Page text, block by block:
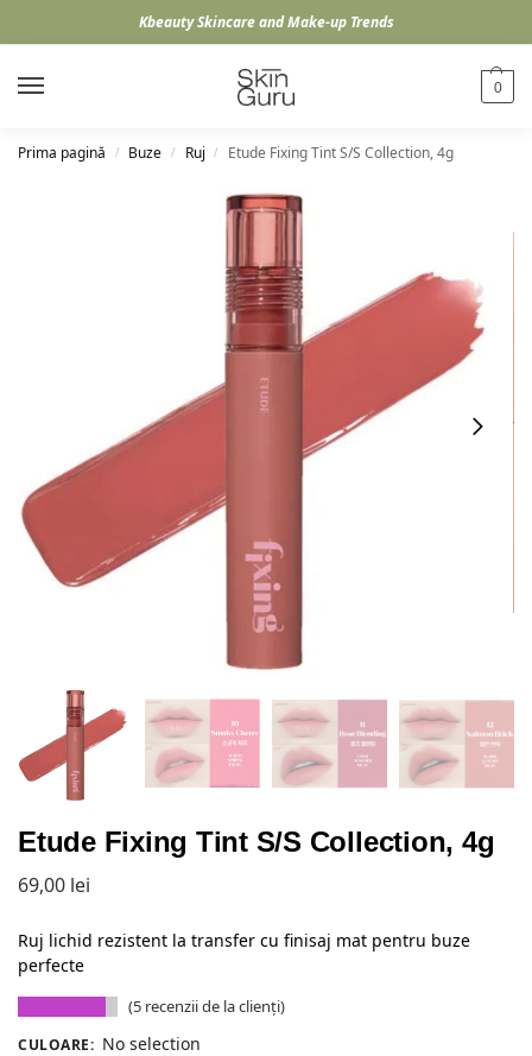
Kbeauty Skincare and Make-up Trends
0
Prima pagină / Buze / Ruj / Etude Fixing Tint S/S Collection, 4g
Etude Fixing Tint S/S Collection, 4g
69,00 lei
Ruj lichid rezistent la transfer cu finisaj mat pentru buze
perfecte
(5 recenzii de la clienți)
CULOARE: No selection